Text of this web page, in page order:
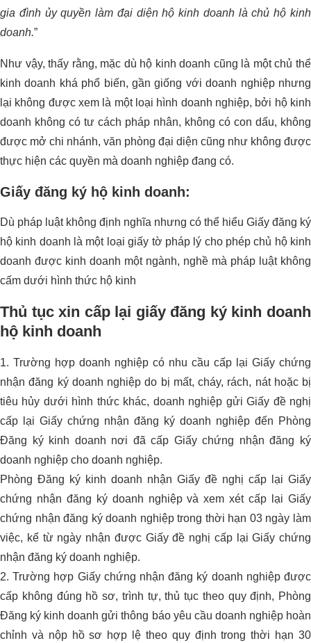
gia đình ủy quyền làm đại diện hộ kinh doanh là chủ hộ kinh
doanh.”
Như vậy, thấy rằng, mặc dù hộ kinh doanh cũng là một chủ thể
kinh doanh khá phổ biến, gần giống với doanh nghiệp nhưng
lại không được xem là một loại hình doanh nghiệp, bởi hộ kinh
doanh không có tư cách pháp nhân, không có con dấu, không
được mở chi nhánh, văn phòng đại diện cũng như không được
thực hiện các quyền mà doanh nghiệp đang có.
Giấy đăng ký hộ kinh doanh:
Dù pháp luật không định nghĩa nhưng có thể hiểu Giấy đăng ký
hộ kinh doanh là một loại giấy tờ pháp lý cho phép chủ hộ kinh
doanh được kinh doanh một ngành, nghề mà pháp luật không
cấm dưới hình thức hộ kinh
Thủ tục xin cấp lại giấy đăng ký kinh doanh
hộ kinh doanh
1. Trường hợp doanh nghiệp có nhu cầu cấp lại Giấy chứng
nhận đăng ký doanh nghiệp do bị mất, cháy, rách, nát hoặc bị
tiêu hủy dưới hình thức khác, doanh nghiệp gửi Giấy đề nghị
cấp lại Giấy chứng nhận đăng ký doanh nghiệp đến Phòng
Đăng ký kinh doanh nơi đã cấp Giấy chứng nhận đăng ký
doanh nghiệp cho doanh nghiệp.
Phòng Đăng ký kinh doanh nhận Giấy đề nghị cấp lại Giấy
chứng nhận đăng ký doanh nghiệp và xem xét cấp lại Giấy
chứng nhận đăng ký doanh nghiệp trong thời hạn 03 ngày làm
việc, kể từ ngày nhận được Giấy đề nghị cấp lại Giấy chứng
nhận đăng ký doanh nghiệp.
2. Trường hợp Giấy chứng nhận đăng ký doanh nghiệp được
cấp không đúng hồ sơ, trình tự, thủ tục theo quy định, Phòng
Đăng ký kinh doanh gửi thông báo yêu cầu doanh nghiệp hoàn
chỉnh và nộp hồ sơ hợp lệ theo quy định trong thời hạn 30